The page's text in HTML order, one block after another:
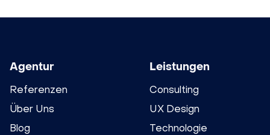
Agentur
Referenzen
Über Uns
Blog
Leistungen
Consulting
UX Design
Technologie